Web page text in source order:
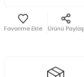
Ürünü Paylaş